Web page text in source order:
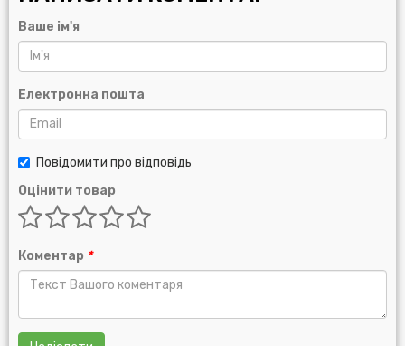
Ваше ім'я
Електронна пошта
Повідомити про відповідь
Оцінити товар
Коментар *